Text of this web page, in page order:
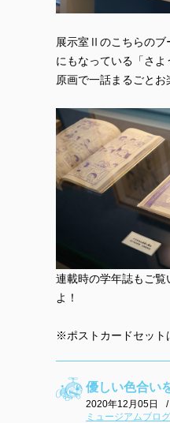
展示室Ⅱのこちらのブ
にもなっている「さ
原画で一話まるごとお
連載時の学年誌もご
よ！
※ポストカードセット
優しい色合い
2020年12月05日
/
ミュージアムブログ